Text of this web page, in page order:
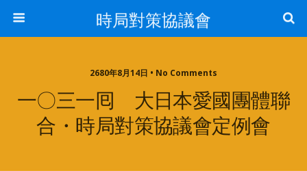
時局對策協議會
2680年8月14日 • No Comments
一〇三一囘 大日本愛國團體聯
合・時局對策協議會定例會